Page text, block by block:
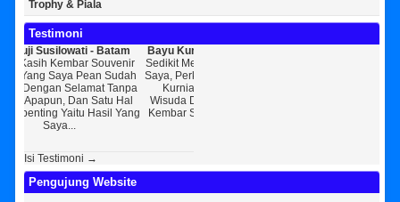
Trophy & Piala
Testimoni
Sudah
Tanpa
Hal
Yang
Bayu Kurniawan - Jakarta Pusat
Sedikit Membagikan Kisah Sukses
Saya, Perkenalkan Pak Saya Bayu
Kurniawan Reseller Patung
Wisuda Dan Souvenir Wisuda Di
Kembar Souvenir, Sebetulnya S...
Isi Testimoni →
Pengujung Website